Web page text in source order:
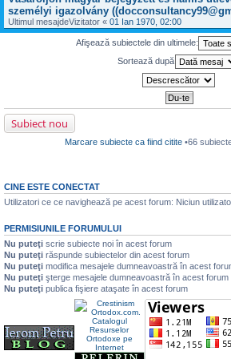
tc
i
t
i
j
n
e
c
e
s
a
j
l
m
e
t
i
t
i
m
u
c
i
t
személyi igazolvány
Ultimul mesajdeVizitator « 01 Ian 1970, 02:00
Afişează subiectele din ultimele:
Sortează după
Subiect nou
Marcare subiecte ca fiind citite •66
CINE ESTE CONECTAT
Utilizatori ce ce navighează pe acest forum: Niciun
PERMISIUNILE FORUMULUI
Nu puteţi scrie subiecte noi în acest forum
Nu puteţi răspunde subiectelor din acest forum
Nu puteţi modifica mesajele dumneavoastră în acest
Nu puteţi şterge mesajele dumneavoastră în acest forum
Nu puteţi publica fişiere ataşate în acest forum